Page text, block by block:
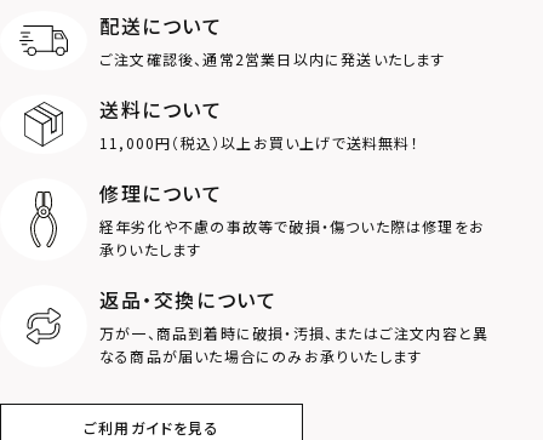
ダブルリング
ロゴ
クラウン
配送について
ご注文確認後、通常2営業日以内に発送いたします
送料について
11,000円（税込）以上お買い上げで送料無料！
修理について
経年劣化や不慮の事故等で破損・傷ついた際は修理をお
承りいたします
返品・交換について
万が一、商品到着時に破損・汚損、またはご注文内容と異
なる商品が届いた場合にのみお承りいたします
ご利用ガイドを見る